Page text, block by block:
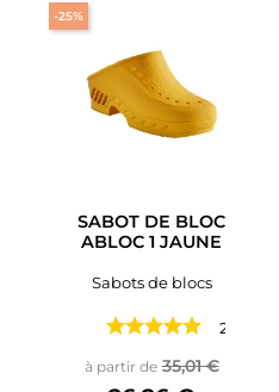
SABOT DE BLOC
ABLOC 1 JAUNE
Sabots de blocs
2 avis
à partir de Prix de base
35,01 €Prix
-25%